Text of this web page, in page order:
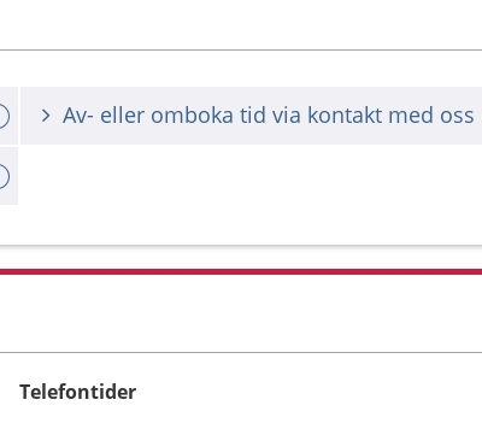
Av- eller omboka tid via kontakt med oss
Telefontider